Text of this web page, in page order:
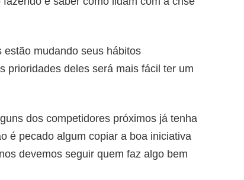
estão mudando seus hábitos
prioridades deles será mais fácil ter um
dos competidores próximos já tenha
é pecado algum copiar a boa iniciativa
devemos seguir quem faz algo bem